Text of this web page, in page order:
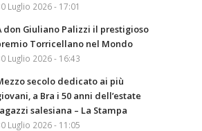
Luglio 2026 - 17:01
don Giuliano Palizzi il prestigioso
Torricellano nel Mondo
Luglio 2026 - 16:43
secolo dedicato ai più
a Bra i 50 anni dell’estate
salesiana – La Stampa
Luglio 2026 - 11:05